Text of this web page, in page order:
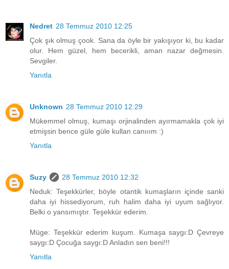
Nedret 28 Temmuz 2010 12:25
Çok şık olmuş çook. Sana da öyle bir yakışıyor ki, bu kadar
olur. Hem güzel, hem becerikli, aman nazar değmesin.
Sevgiler.
Yanıtla
Unknown 28 Temmuz 2010 12:29
Mükemmel olmuş, kumaşı orjinalinden ayırmamakla çok iyi
etmişsin bence güle güle kullan canııım :)
Yanıtla
Suzy
28 Temmuz 2010 12:32
Neduk: Teşekkürler, böyle otantik kumaşların içinde sanki
daha iyi hissediyorum, ruh halim daha iyi uyum sağlıyor.
Belki o yansımıştır. Teşekkür ederim.
Müge: Teşekkür ederim kuşum. Kumaşa saygı:D Çevreye
saygı:D Çocuğa saygı:D Anladın sen beni!!!
Yanıtla